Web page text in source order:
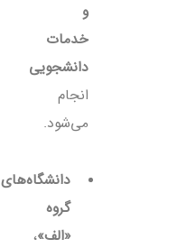
و
خدمات
دانشجویی
انجام
می‌شود.
دانشگاه‌های
گروه
«الف»،